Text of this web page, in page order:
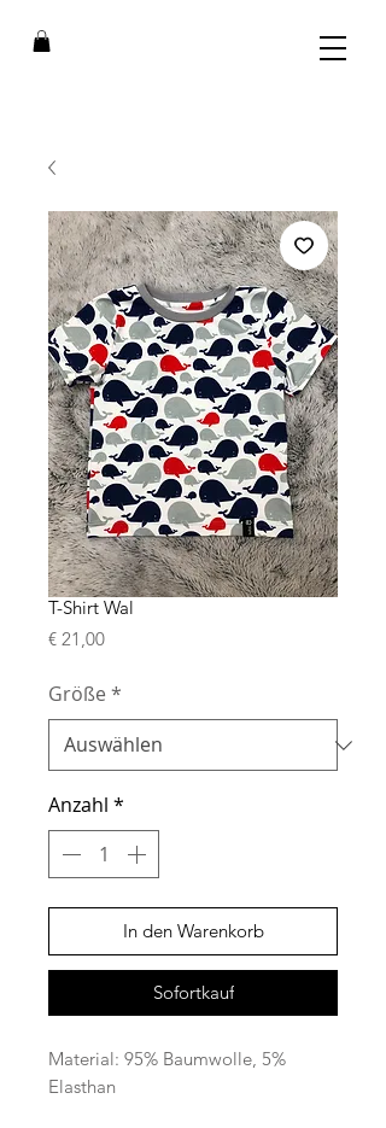
T-Shirt Wal
€ 21,00Preis
Größe *
Anzahl *
In den Warenkorb
Sofortkauf
Material: 95% Baumwolle, 5%
Elasthan